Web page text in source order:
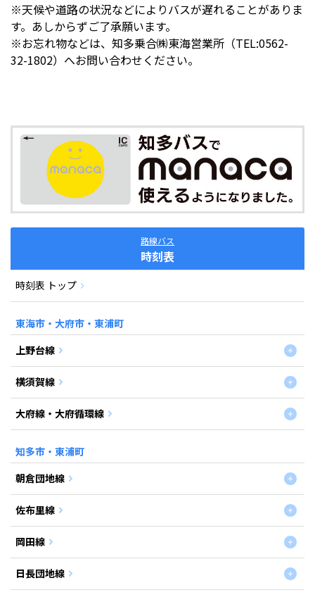
※天候や道路の状況などによりバスが遅れることがありま
す。あしからずご了承願います。
※お忘れ物などは、知多乗合㈱東海営業所（TEL:0562-
32-1802）へお問い合わせください。
路線バス
時刻表
時刻表 トップ
東海市・大府市・東浦町
上野台線
横須賀線
大府線・大府循環線
知多市・東浦町
朝倉団地線
佐布里線
岡田線
日長団地線